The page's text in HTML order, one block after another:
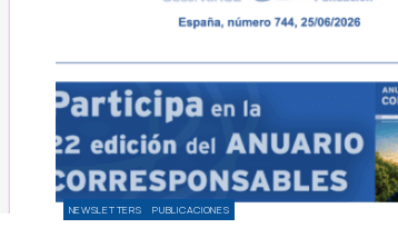
NEWSLETTERS PUBLICACIONES